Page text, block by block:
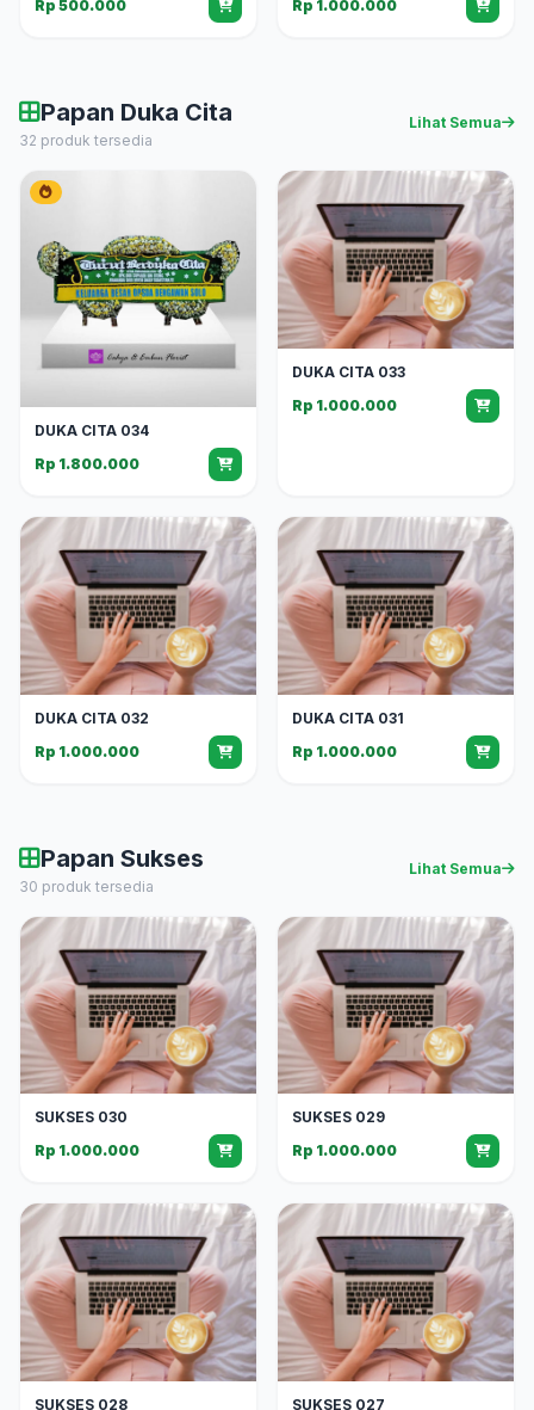
Rp 500.000
Rp 1.000.000
Papan Duka Cita
32 produk tersedia
Lihat Semua
DUKA CITA 034
Rp 1.800.000
DUKA CITA 033
Rp 1.000.000
DUKA CITA 032
Rp 1.000.000
DUKA CITA 031
Rp 1.000.000
Papan Sukses
30 produk tersedia
Lihat Semua
SUKSES 030
Rp 1.000.000
SUKSES 029
Rp 1.000.000
SUKSES 028 SUKSES 027